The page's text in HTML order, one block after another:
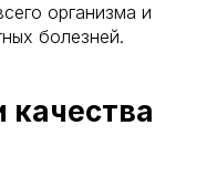
организма и
болезней.
качества